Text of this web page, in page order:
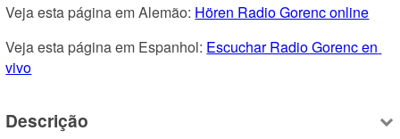
Veja esta página em Alemão: Hören Radio Gorenc online
Veja esta página em Espanhol: Escuchar Radio Gorenc en
vivo
Descrição